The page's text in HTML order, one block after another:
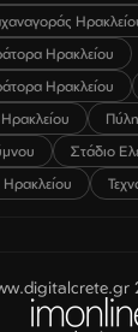
Ηρακλείου
Ηρακλείου
Στάδιο